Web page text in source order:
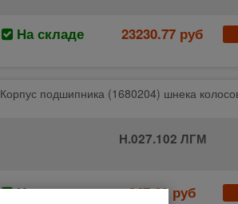
На складе 23230.77 руб
Корпус подшипника (1680204) шнека
Н.027.102 ЛГМ
На складе 247.69 руб